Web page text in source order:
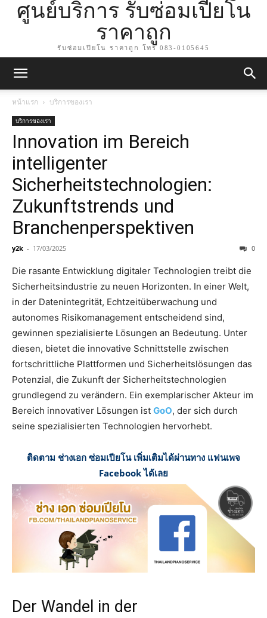
ศูนย์บริการ รับซ่อมเปียโน
ราคาถูก
รับซ่อมเปียโน ราคาถูก โทร 083-0105645
หน้าแรก บริการของเรา
บริการของเรา
Innovation im Bereich
intelligenter
Sicherheitstechnologien:
Zukunftstrends und
Branchenperspektiven
y2k - 17/03/2025 0
Die rasante Entwicklung digitaler Technologien treibt die
Sicherheitsindustrie zu neuen Horizonten. In einer Welt,
in der Datenintegrität, Echtzeitüberwachung und
autonomes Risikomanagement entscheidend sind,
gewinnen spezialisierte Lösungen an Bedeutung. Unter
diesen, bietet die innovative Schnittstelle zwischen
fortschrittliche Plattformen und Sicherheitslösungen das
Potenzial, die Zukunft der Sicherheitstechnologien
grundlegend zu verändern. Ein exemplarischer Akteur im
Bereich innovativer Lösungen ist GoO, der sich durch
seine spezialisierten Technologien hervorhebt.
ติดตาม ช่างเอก ซ่อมเปียโน เพิ่มเติมได้ผ่านทาง แฟนเพจ
Facebook ได้เลย
Der Wandel in der